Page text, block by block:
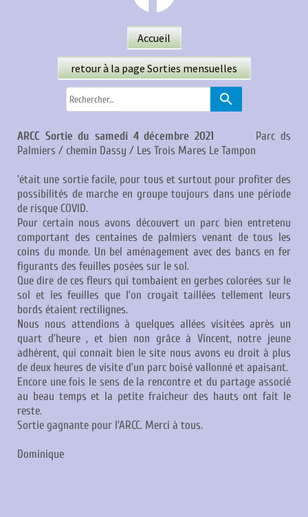
Accueil
retour à la page Sorties mensuelles
search
ARCC Sortie du samedi 4 décembre 2021
Parc ds
Palmiers / chemin Dassy / Les Trois Mares Le Tampon
’était une sortie facile, pour tous et surtout pour profiter des
possibilités de marche en groupe toujours dans une période
de risque COVID.
Pour certain nous avons découvert un parc bien entretenu
comportant des centaines de palmiers venant de tous les
coins du monde. Un bel aménagement avec des bancs en fer
figurants des feuilles posées sur le sol.
Que dire de ces fleurs qui tombaient en gerbes colorées sur le
sol et les feuilles que l’on croyait taillées tellement leurs
bords étaient rectilignes.
Nous nous attendions à quelques allées visitées après un
quart d’heure , et bien non grâce à Vincent, notre jeune
adhérent, qui connait bien le site nous avons eu droit à plus
de deux heures de visite d’un parc boisé vallonné et apaisant.
Encore une fois le sens de la rencontre et du partage associé
au beau temps et la petite fraicheur des hauts ont fait le
reste.
Sortie gagnante pour l’ARCC. Merci à tous.
Dominique